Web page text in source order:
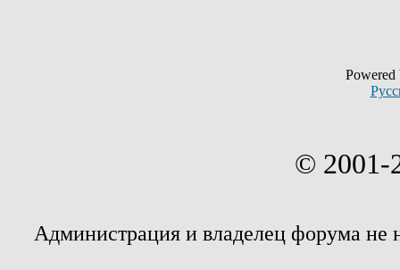
© 2001-
Администрация и владелец форума не